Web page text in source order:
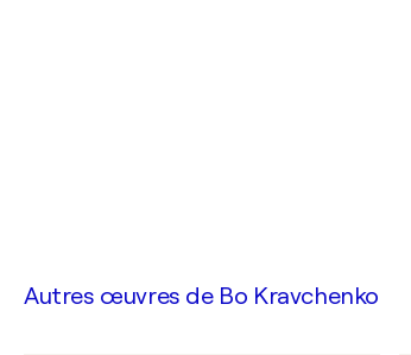
Autres œuvres de Bo Kravchenko